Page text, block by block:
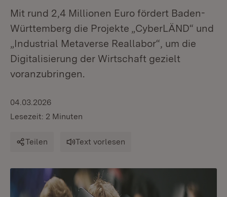
Mit rund 2,4 Millionen Euro fördert Baden-
Württemberg die Projekte „CyberLÄND“ und
„Industrial Metaverse Reallabor“, um die
Digitalisierung der Wirtschaft gezielt
voranzubringen.
04.03.2026
Lesezeit: 2 Minuten
Teilen Text vorlesen